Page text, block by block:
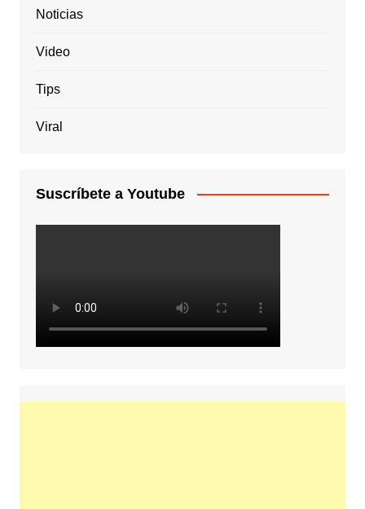
Noticias
Video
Tips
Viral
Suscríbete a Youtube